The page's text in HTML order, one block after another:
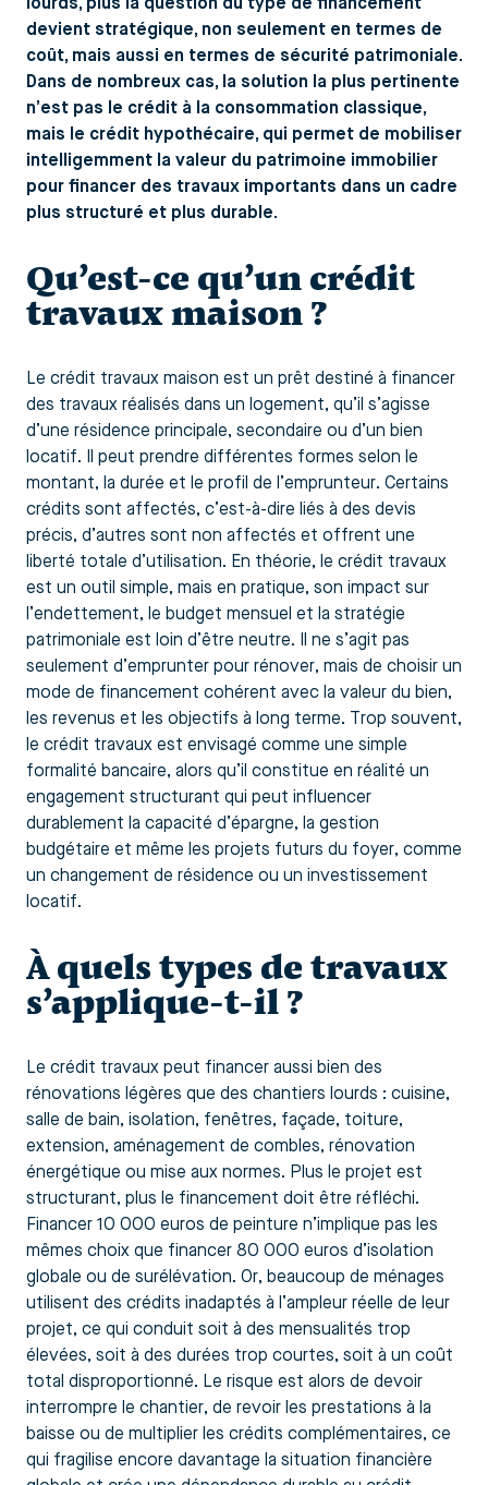
lourds, plus la question du type de financement
devient stratégique, non seulement en termes de
coût, mais aussi en termes de sécurité patrimoniale.
Dans de nombreux cas, la solution la plus pertinente
n’est pas le crédit à la consommation classique,
mais le crédit hypothécaire, qui permet de mobiliser
intelligemment la valeur du patrimoine immobilier
pour financer des travaux importants dans un cadre
plus structuré et plus durable.
Qu’est-ce qu’un crédit
travaux maison ?
Le crédit travaux maison est un prêt destiné à financer
des travaux réalisés dans un logement, qu’il s’agisse
d’une résidence principale, secondaire ou d’un bien
locatif. Il peut prendre différentes formes selon le
montant, la durée et le profil de l’emprunteur. Certains
crédits sont affectés, c’est-à-dire liés à des devis
précis, d’autres sont non affectés et offrent une
liberté totale d’utilisation. En théorie, le crédit travaux
est un outil simple, mais en pratique, son impact sur
l’endettement, le budget mensuel et la stratégie
patrimoniale est loin d’être neutre. Il ne s’agit pas
seulement d’emprunter pour rénover, mais de choisir un
mode de financement cohérent avec la valeur du bien,
les revenus et les objectifs à long terme. Trop souvent,
le crédit travaux est envisagé comme une simple
formalité bancaire, alors qu’il constitue en réalité un
engagement structurant qui peut influencer
durablement la capacité d’épargne, la gestion
budgétaire et même les projets futurs du foyer, comme
un changement de résidence ou un investissement
locatif.
À quels types de travaux
s’applique-t-il ?
Le crédit travaux peut financer aussi bien des
rénovations légères que des chantiers lourds : cuisine,
salle de bain, isolation, fenêtres, façade, toiture,
extension, aménagement de combles, rénovation
énergétique ou mise aux normes. Plus le projet est
structurant, plus le financement doit être réfléchi.
Financer 10 000 euros de peinture n’implique pas les
mêmes choix que financer 80 000 euros d’isolation
globale ou de surélévation. Or, beaucoup de ménages
utilisent des crédits inadaptés à l’ampleur réelle de leur
projet, ce qui conduit soit à des mensualités trop
élevées, soit à des durées trop courtes, soit à un coût
total disproportionné. Le risque est alors de devoir
interrompre le chantier, de revoir les prestations à la
baisse ou de multiplier les crédits complémentaires, ce
qui fragilise encore davantage la situation financière